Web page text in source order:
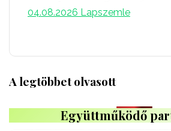
04.08.2026 Lapszemle
A legtöbbet olvasott
Együttműködő